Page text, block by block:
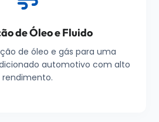
de Óleo e Fluido
de óleo e gás para uma
automotivo com alto
rendimento.